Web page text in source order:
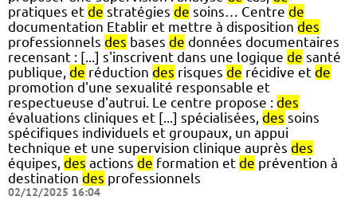
pratiques et de stratégies de soins… Centre de
documentation Etablir et mettre à disposition des
professionnels des bases de données documentaires
recensant : [...] s'inscrivent dans une logique de santé
publique, de réduction des risques de récidive et de
promotion d'une sexualité responsable et
respectueuse d'autrui. Le centre propose : des
évaluations cliniques et [...] spécialisées, des soins
spécifiques individuels et groupaux, un appui
technique et une supervision clinique auprès des
équipes, des actions de formation et de prévention à
destination des professionnels
02/12/2025 16:04